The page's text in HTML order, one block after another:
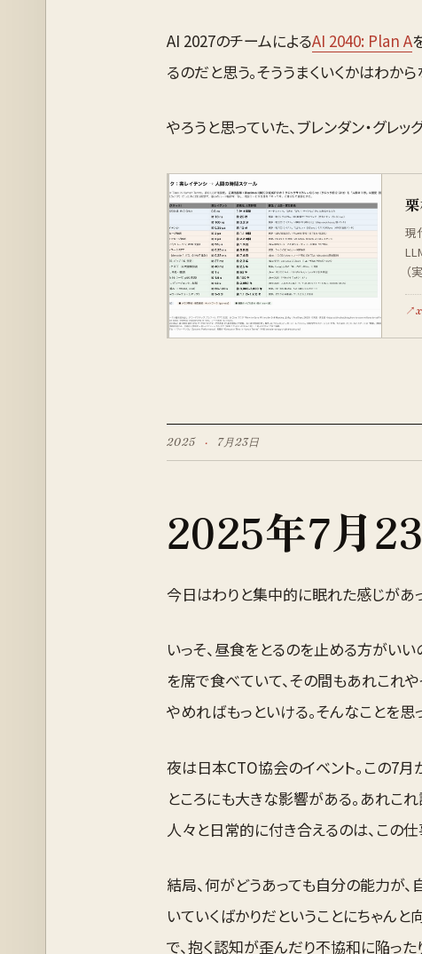
AI 2027のチームによるAI 2040: Plan A
るのだと思う。そううまくいくかはわか
やろうと思っていた、ブレンダン・グレ
現
（
2025 · 7月23日
2025年7月23
今日はわりと集中的に眠れた感じがあ
いっそ、昼食をとるのを止める方がい
を席で食べていて、その間もあれこれ
やめればもっといける。そんなことを思
夜は日本CTO協会のイベント。この7
ところにも大きな影響がある。あれこ
人々と日常的に付き合えるのは、この
結局、何がどうあっても自分の能力が
いていくばかりだということにちゃん
で、抱く認知が歪んだり不協和に陥った